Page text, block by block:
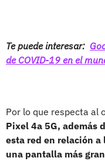
Te puede interesar:
de COVID-19 en el
Por lo que respecta al
Pixel 4a 5G, además
esta red en relación
una pantalla más